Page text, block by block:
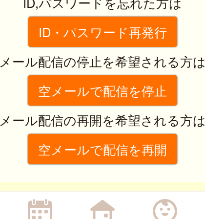
ID・パスワード再発行
メール配信の停止を希望される方は
空メールで配信を停止
メール配信の再開を希望される方は
空メールで配信を再開